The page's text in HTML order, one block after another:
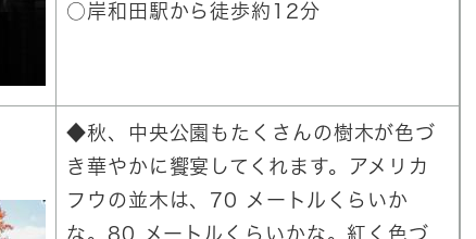
○岸和田駅から徒歩約12分
◆秋、中央公園もたくさんの樹木が色づ
き華やかに饗宴してくれます。アメリカ
フウの並木は、70 メートルくらいか
な。80 メートルくらいかな。紅く色づ